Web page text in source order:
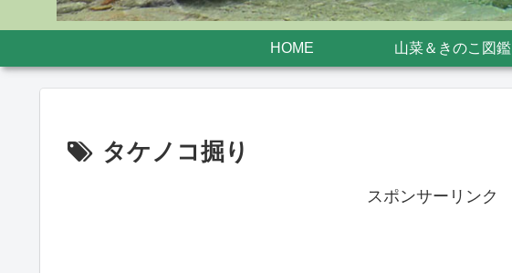
HOME 山菜＆きのこ図鑑
タケノコ掘り
スポンサーリンク